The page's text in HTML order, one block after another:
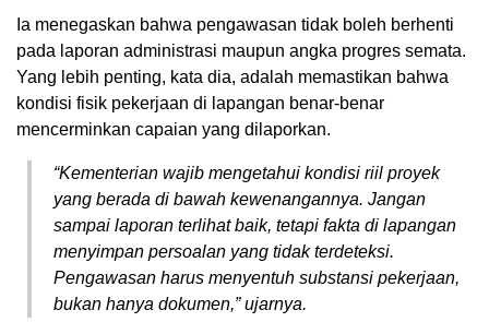
Ia menegaskan bahwa pengawasan tidak boleh berhenti
pada laporan administrasi maupun angka progres semata.
Yang lebih penting, kata dia, adalah memastikan bahwa
kondisi fisik pekerjaan di lapangan benar-benar
mencerminkan capaian yang dilaporkan.
“Kementerian wajib mengetahui kondisi riil proyek
yang berada di bawah kewenangannya. Jangan
sampai laporan terlihat baik, tetapi fakta di lapangan
menyimpan persoalan yang tidak terdeteksi.
Pengawasan harus menyentuh substansi pekerjaan,
bukan hanya dokumen,” ujarnya.